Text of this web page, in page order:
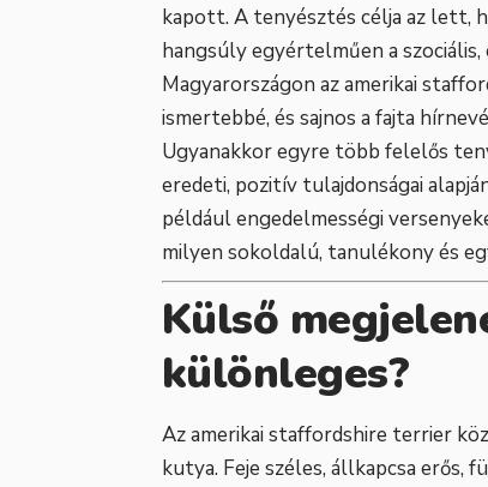
kapott. A tenyésztés célja az lett,
hangsúly egyértelműen a
Magyarországon az amerikai
ismertebbé, és sajnos a fajta
Ugyanakkor egyre több felelős
eredeti, pozitív tulajdonságai
például engedelmességi
milyen sokoldalú, tanulékony és
Külső
különleges?
Az amerikai staffordshire terrier
kutya. Feje széles, állkapcsa erős,